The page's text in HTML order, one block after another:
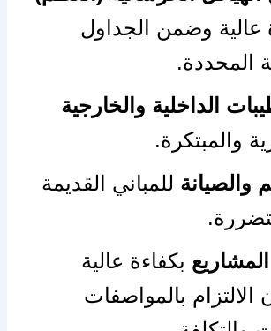
عالية وضمن الجداول
المحددة.
الداخلية والخارجية
والمبتكرة.
والصيانة للمباني القديمة
المشاريع بكفاءة عالية
الالتزام بالمواصفات